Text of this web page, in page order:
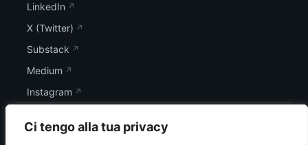
Ci tengo alla tua privacy
LinkedIn
X (Twitter)
Substack
Medium
Instagram